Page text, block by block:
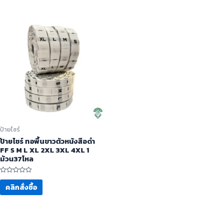
ป้ายไซร์
ป้ายไชร์ ทอพื้นขาวตัวหนังสือดำ
FF S M L XL 2XL 3XL 4XL 1
ม้วน37โหล
ให้
คะแนน
ตั้งแต่
คลิกสั่งซื้อ